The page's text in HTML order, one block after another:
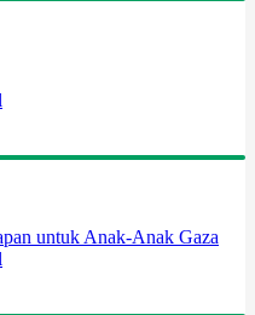
untuk Anak-Anak Gaza